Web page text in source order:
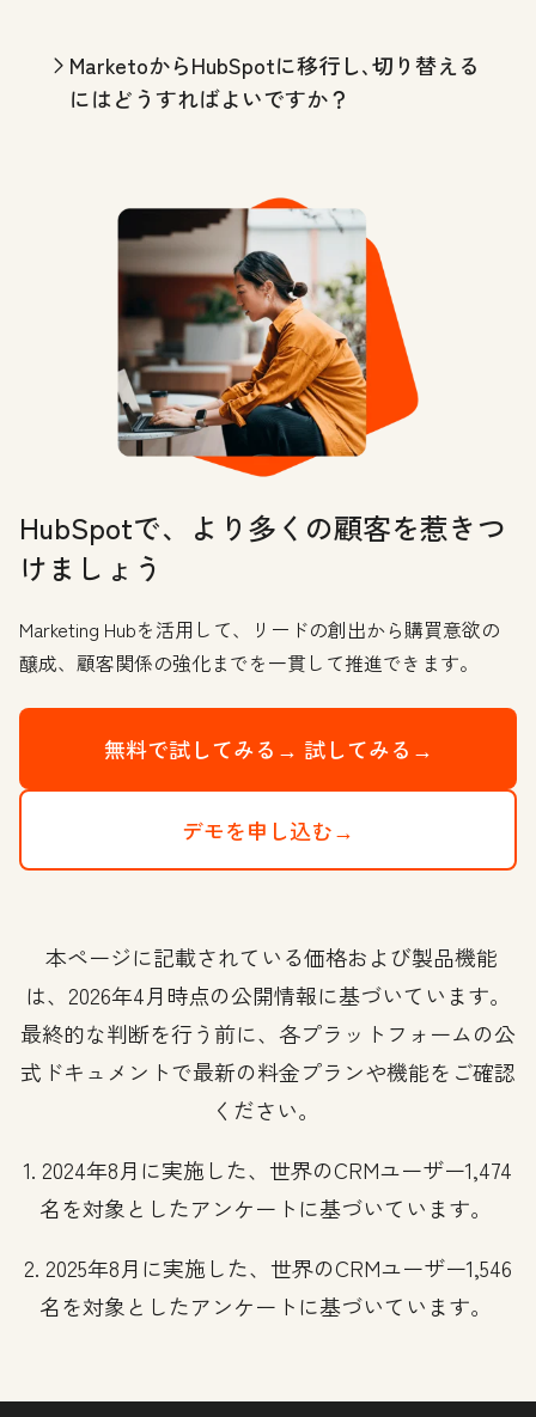
MarketoからHubSpotに移行し､切り替える
にはどうすればよいですか？
HubSpotで、より多くの顧客を惹きつ
けましょう
Marketing Hubを活用して、リードの創出から購買意欲の
醸成、顧客関係の強化までを一貫して推進できます。
無料で試してみる→ 試してみる→
デモを申し込む→
本ページに記載されている価格および製品機能
は、2026年4月時点の公開情報に基づいています。
最終的な判断を行う前に、各プラットフォームの公
式ドキュメントで最新の料金プランや機能をご確認
ください。
1. 2024年8月に実施した、世界のCRMユーザー1,474
名を対象としたアンケートに基づいています。
2. 2025年8月に実施した、世界のCRMユーザー1,546
名を対象としたアンケートに基づいています。